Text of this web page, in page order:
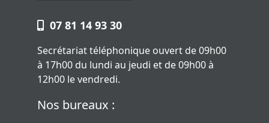
07 81 14 93 30
Secrétariat téléphonique ouvert de 09h00
à 17h00 du lundi au jeudi et de 09h00 à
12h00 le vendredi.
Nos bureaux :